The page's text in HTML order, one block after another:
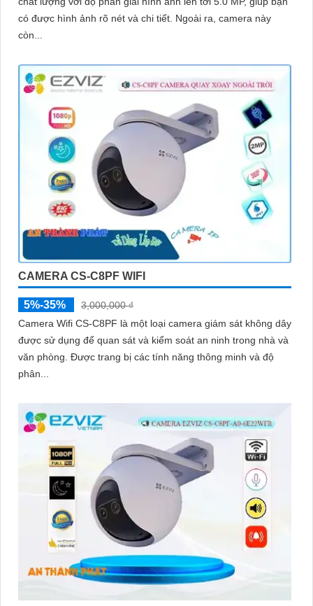
có được hình ảnh rõ nét và chi tiết. Ngoài ra, camera này
còn...
CAMERA CS-C8PF WIFI
5%-35%
3,000,000 ₫
Camera Wifi CS-C8PF là một loại camera giám sát không dây
được sử dụng để quan sát và kiểm soát an ninh trong nhà và
văn phòng. Được trang bị các tính năng thông minh và độ
phân...